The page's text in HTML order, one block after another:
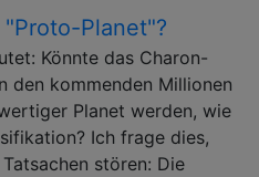
Planet"?
Könnte das Charon-
den kommenden Millionen
Planet werden, wie
Ich frage dies,
stören: Die